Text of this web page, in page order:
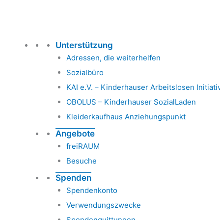
Unterstützung
Adressen, die weiterhelfen
Sozialbüro
KAI e.V. – Kinderhauser Arbeitslosen
OBOLUS – Kinderhauser SozialLaden
Kleiderkaufhaus Anziehungspunkt
Angebote
freiRAUM
Besuche
Spenden
Spendenkonto
Verwendungszwecke